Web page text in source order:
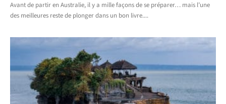
Avant de partir en Australie, il y a mille façons de se préparer… mais l’une
des meilleures reste de plonger dans un bon livre....